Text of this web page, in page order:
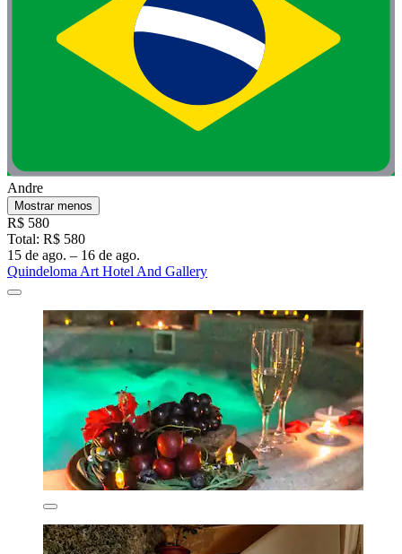
Andre
Mostrar menos
R$ 580
Total: R$ 580
15 de ago. – 16 de ago.
Quindeloma Art Hotel And Gallery